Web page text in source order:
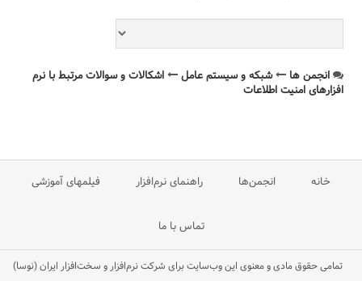
انجمن ها شبکه و سیستم عامل
اشکالات و سوالات مرتبط با نرم
افزارهای امنیت اطلاعات
خانه انجمن‌ها راهنمای نرم‌افزار فیلمهای آموزشی
تماس با ما
تمامی حقوق مادی و معنوی این وب‌سایت برای شرکت نرم‌افزار و سخت‌افزار ایران (نوسا)